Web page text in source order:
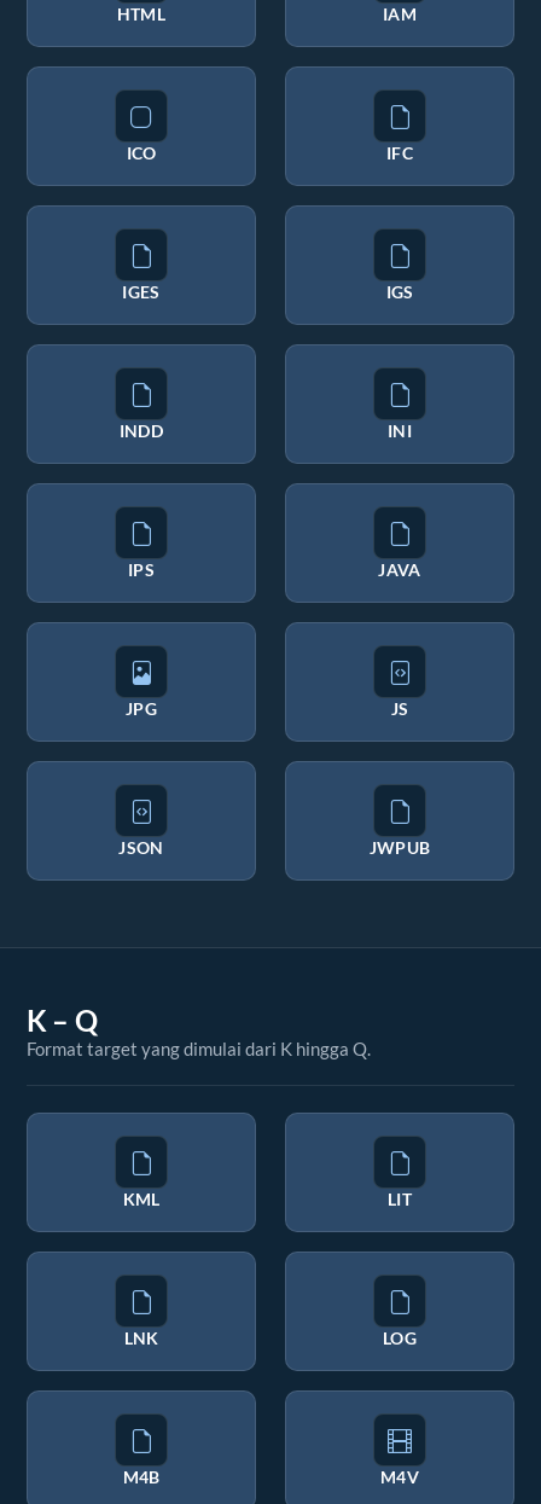
HTML IAM
ICO IFC
IGES IGS
INDD INI
IPS JAVA
JPG JS
JSON JWPUB
K – Q
Format target yang dimulai dari K hingga Q.
KML LIT
LNK LOG
M4B M4V